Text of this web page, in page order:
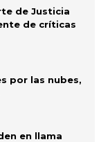
de Justicia
de críticas
por las nubes,
en llama